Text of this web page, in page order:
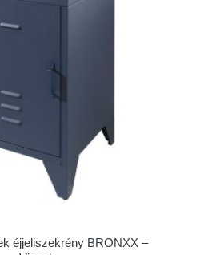
éjjeliszekrény BRONXX –